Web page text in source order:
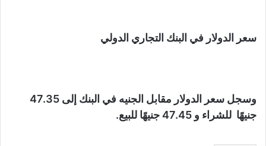
سعر الدولار في البنك التجاري الدولي
وسجل سعر الدولار مقابل الجنيه في البنك إلى 47.35
جنيهًا للشراء و 47.45 جنيهًا للبيع.